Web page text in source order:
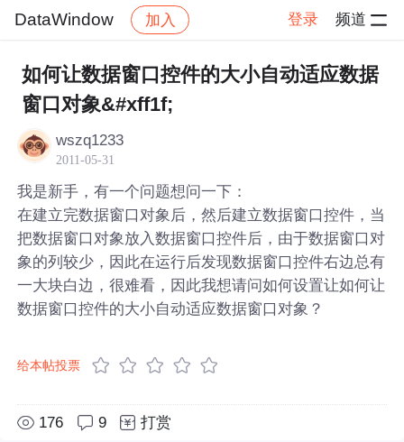
DataWindow 加入 登录 频道
社区 DataWindow 帖子详情
如何让数据窗口控件的大小自动适应数据
窗口对象&#xff1f;
wszq1233
2011-05-31
我是新手，有一个问题想问一下：
在建立完数据窗口对象后，然后建立数据窗口控件，当
把数据窗口对象放入数据窗口控件后，由于数据窗口对
象的列较少，因此在运行后发现数据窗口控件右边总有
一大块白边，很难看，因此我想请问如何设置让如何让
数据窗口控件的大小自动适应数据窗口对象？
给本帖投票
176 9 打赏